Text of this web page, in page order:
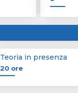
Teoria in presenza
20 ore